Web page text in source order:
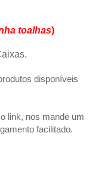
toalhas)
disponíveis
link, nos mande um
facilitado.